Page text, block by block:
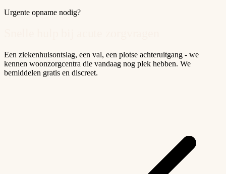
Urgente opname nodig?
Een ziekenhuisontslag, een val, een plotse achteruitgang - we
kennen woonzorgcentra die vandaag nog plek hebben. We
bemiddelen gratis en discreet.